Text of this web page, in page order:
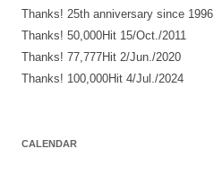
ョ
ン
Thanks! 25th anniversary since 1996
Thanks! 50,000Hit 15/Oct./2011
Thanks! 77,777Hit 2/Jun./2020
Thanks! 100,000Hit 4/Jul./2024
CALENDAR